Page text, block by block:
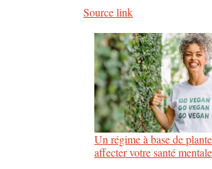
Source link
Un régime à base de
affecter votre santé